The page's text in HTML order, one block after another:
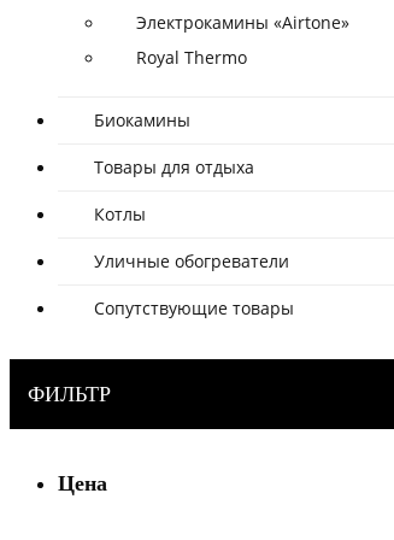
Электрокамины «Airtone»
Royal Thermo
Биокамины
Товары для отдыха
Котлы
Уличные обогреватели
Сопутствующие товары
ФИЛЬТР
Цена